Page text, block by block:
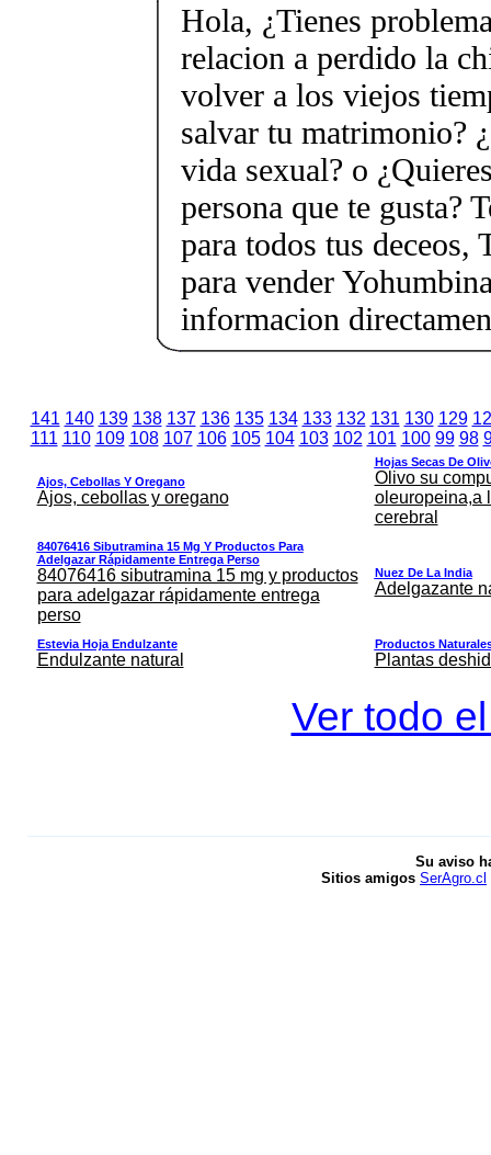
Hola, ¿Tienes
relacion a perdido la
volver a los viejos
salvar tu matrimonio?
vida sexual? o
persona que te gusta?
para todos tus deceos,
para vender
informacion
141 140 139 138 137 136 135 134 133 132 131 130 129
111 110 109 108 107 106 105 104 103 102 101 100 99 98
Ajos, Cebollas Y Oregano
Ajos, cebollas y oregano
Hojas Secas De
Olivo su
oleuropeina,a
cerebral
84076416 Sibutramina 15 Mg Y Productos Para
Adelgazar Rápidamente Entrega Perso
84076416 sibutramina 15 mg y productos
para adelgazar rápidamente entrega
perso
Nuez De La India
Adelgazante
Estevia Hoja Endulzante
Endulzante natural
Productos
Plantas
Ver todo
Su aviso
Sitios amigos SerAgro.cl